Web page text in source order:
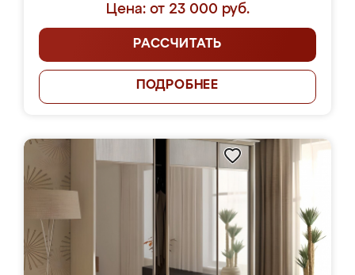
Цена: от 23 000 руб.
РАССЧИТАТЬ
ПОДРОБНЕЕ